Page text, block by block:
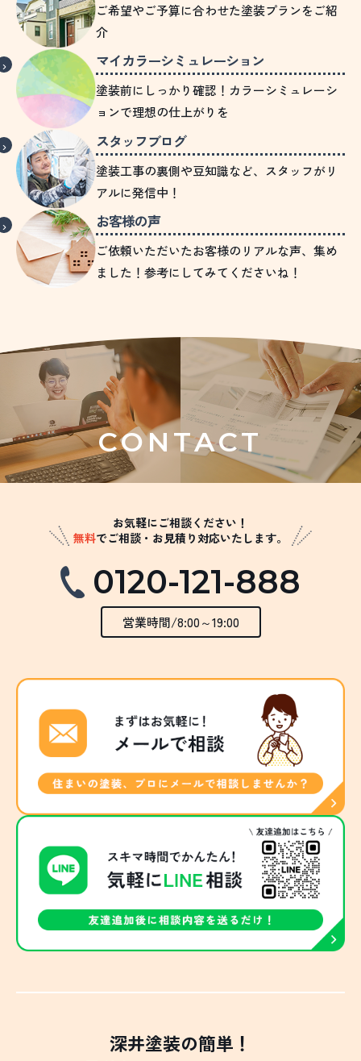
ご希望やご予算に合わせた塗装プランをご紹
介
マイカラーシミュレーション
塗装前にしっかり確認！カラーシミュレーシ
ョンで理想の仕上がりを
スタッフブログ
塗装工事の裏側や豆知識など、スタッフがリ
アルに発信中！
お客様の声
ご依頼いただいたお客様のリアルな声、集め
ました！参考にしてみてくださいね！
CONTACT
お気軽にご相談ください！
無料でご相談・お見積り対応いたします。
0120-121-888
営業時間/8:00～19:00
深井塗装の簡単！